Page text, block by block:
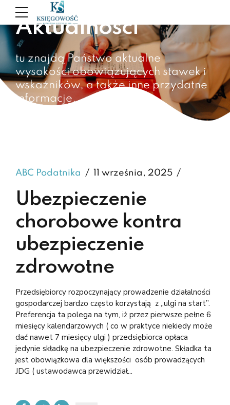
Aktualności
tu znajdą Państwo aktualne
wysokości obowiązujących stawek i
wskaźników, a także inne przydatne
informacje.
ABC Podatnika 11 września, 2025
Ubezpieczenie
chorobowe kontra
ubezpieczenie
zdrowotne
Przedsiębiorcy rozpoczynający prowadzenie działalności
gospodarczej bardzo często korzystają z „ulgi na start”.
Preferencja ta polega na tym, iż przez pierwsze pełne 6
miesięcy kalendarzowych ( co w praktyce niekiedy może
dać nawet 7 miesięcy ulgi ) przedsiębiorca opłaca
jedynie składkę na ubezpieczenie zdrowotne. Składka ta
jest obowiązkowa dla większości osób prowadzących
JDG ( ustawodawca przewidział...